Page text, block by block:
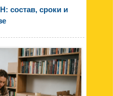
состав, сроки и